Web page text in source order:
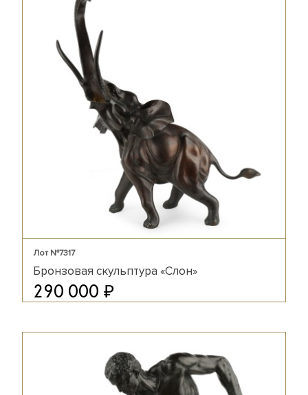
Лот №7317
Бронзовая скульптура «Слон»
290 000 ₽